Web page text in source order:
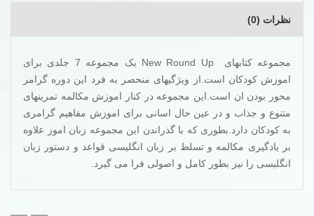
نظرات (0)
مجموعه کتابهای New Round Up یک مجموعه 7 جلدی برای
اموزش کودکان است.از ویژگیهای منحصر به فرد این دوره گرامر
محور بودن ان است.این مجموعه در کنار اموزش مکالمه تمرینهای
متنوع و جذاب و در عین حال اسانی برای اموزش مفاهیم گرامری
به کودکان دارد.بطوری که با گذراندن این مجموعه زبان اموز علاوه
بر یادگیری مکالمه و تسلط بر زبان انگلیسی قواعد و دستور زبان
انگلیسی را نیز بطور کامل و اصولی فرا می گیرد.